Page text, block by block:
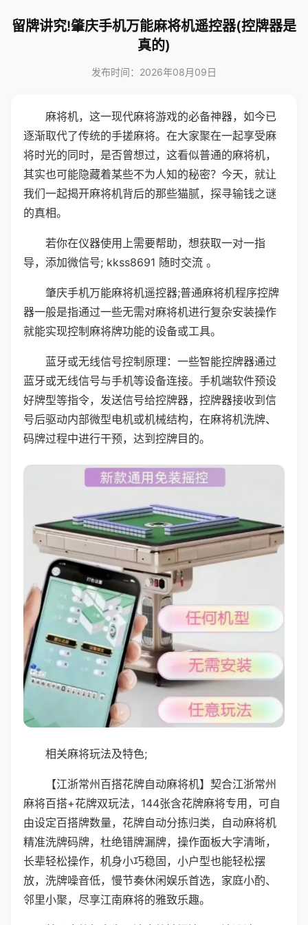
留牌讲究!肇庆手机万能麻将机遥控器(控牌器是
真的)
发布时间：2026年08月09日
麻将机，这一现代麻将游戏的必备神器，如今已
逐渐取代了传统的手搓麻将。在大家聚在一起享受麻
将时光的同时，是否曾想过，这看似普通的麻将机，
其实也可能隐藏着某些不为人知的秘密？今天，就让
我们一起揭开麻将机背后的那些猫腻，探寻输钱之谜
的真相。
若你在仪器使用上需要帮助，想获取一对一指
导，添加微信号; kkss8691 随时交流 。
肇庆手机万能麻将机遥控器;普通麻将机程序控牌
器一般是指通过一些无需对麻将机进行复杂安装操作
就能实现控制麻将牌功能的设备或工具。
蓝牙或无线信号控制原理：一些智能控牌器通过
蓝牙或无线信号与手机等设备连接。手机端软件预设
好牌型等指令，发送信号给控牌器，控牌器接收到信
号后驱动内部微型电机或机械结构，在麻将机洗牌、
码牌过程中进行干预，达到控牌目的。
相关麻将玩法及特色;
【江浙常州百搭花牌自动麻将机】契合江浙常州
麻将百搭+花牌双玩法，144张含花牌麻将专用，可自
由设定百搭牌数量，花牌自动分拣归类，自动麻将机
精准洗牌码牌，杜绝错牌漏牌，操作面板大字清晰，
长辈轻松操作，机身小巧稳固，小户型也能轻松摆
放，洗牌噪音低，慢节奏休闲娱乐首选，家庭小酌、
邻里小聚，尽享江南麻将的雅致乐趣。